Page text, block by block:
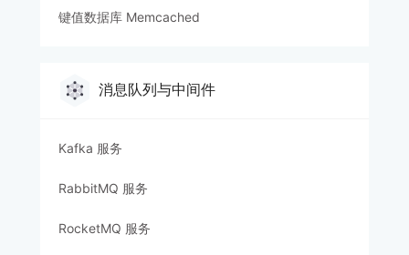
键值数据库 Memcached
消息队列与中间件
Kafka 服务
RabbitMQ 服务
RocketMQ 服务